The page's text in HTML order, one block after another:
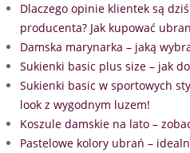
Dlaczego opinie klientek są
producenta? Jak kupować
Damska marynarka – jaką
Sukienki basic plus size – jak
Sukienki basic w sportowych
look z wygodnym luzem!
Koszule damskie na lato –
Pastelowe kolory ubrań –